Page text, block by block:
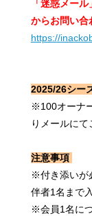
「迷惑メー
からお問い合
https://
2025/26シー
※100オーナ
りメールにて
注意事項
※付き添いが
伴者1名まで
※会員1名に